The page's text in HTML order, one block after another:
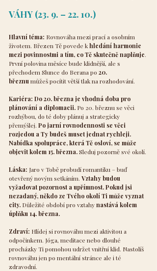
VÁHY (23. 9. – 22. 10.)
Hlavní téma: Rovnováha mezi prací a osobním
životem. Březen Tě povede k hledání harmonie
mezi povinnostmi a tím, co Tě skutečně naplňuje.
První polovina měsíce bude klidnější, ale s
přechodem Slunce do Berana po 20.
březnu můžeš pocítit větší tlak na rozhodování.
Kariéra: Do 20. března je vhodná doba pro
plánování a diplomacii. Po 20. březnu se věci
rozhýbou, do té doby plánuj a strategicky
přemýšlej. Po jarní rovnodennosti se věci
rozjedou a Ty budeš muset jednat rychleji.
Nabídka spolupráce, která Tě osloví, se může
objevit kolem 15. března. Sleduj pozorně své okolí.
Láska: Jaro v Tobě probudí romantiku – buď
otevřený novým setkáním. Vztahy budou
vyžadovat pozornost a upřímnost. Pokud jsi
nezadaný, někdo ze Tvého okolí Ti může vyznat
city. Důležité období pro vztahy nastává kolem
úplňku 14. března.
Zdraví: Hlídej si rovnováhu mezi aktivitou a
odpočinkem. Jóga, meditace nebo dlouhé
procházky Ti pomohou udržet vnitřní klid. Nastolíš
rovnováhu jen po mentální stránce ale i té
zdravodní.